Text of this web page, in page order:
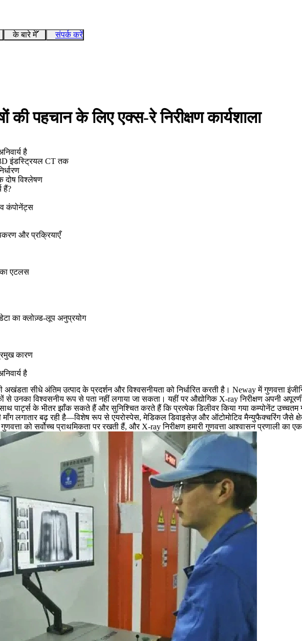
के बारे में संपर्क करें
की पहचान के लिए एक्स-रे निरीक्षण कार्यशाला
है
इंडस्ट्रियल CT तक
दोष विश्लेषण
हैं?
कंपोनेंट्स
और प्रक्रियाएँ
एटलस
का क्लोज़्ड-लूप अनुप्रयोग
कारण
है
अखंडता सीधे अंतिम उत्पाद के प्रदर्शन और विश्वसनीयता को निर्धारित करती है। Neway में गुणवत्ता
से उनका विश्वसनीय रूप से पता नहीं लगाया जा सकता। यहीं पर औद्योगिक X-ray निरीक्षण अपनी
पार्ट्स के भीतर झाँक सकते हैं और सुनिश्चित करते हैं कि प्रत्येक डिलीवर किया गया कम्पोनेंट उच्चतम
लगातार बढ़ रही है—विशेष रूप से एयरोस्पेस, मेडिकल डिवाइसेज़ और ऑटोमोटिव मैन्युफैक्चरिंग जैसे
को सर्वोच्च प्राथमिकता पर रखती हैं, और X-ray निरीक्षण हमारी गुणवत्ता आश्वासन प्रणाली का